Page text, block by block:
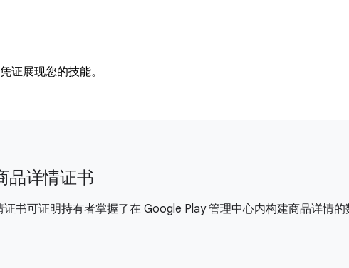
证展现您的技能。
品详情证书
书可证明持有者掌握了在 Google Play 管理中心内构建商品详情